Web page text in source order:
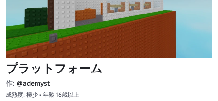
プラットフォーム
作: @ademyst
成熟度: 極少 • 年齢 16歳以上